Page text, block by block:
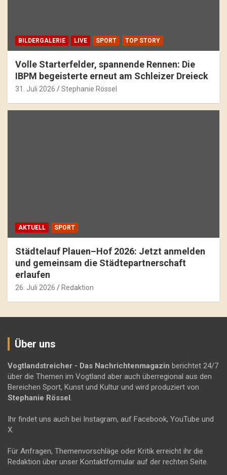
BILDERGALERIE LIVE SPORT TOP STORY
Volle Starterfelder, spannende Rennen: Die
IBPM begeisterte erneut am Schleizer Dreieck
31. Juli 2026 Stephanie Rössel
AKTUELL SPORT
Städtelauf Plauen–Hof 2026: Jetzt anmelden
und gemeinsam die Städtepartnerschaft
erlaufen
26. Juli 2026 Redaktion
Über uns
Vogtlandstreicher - Das Nachrichtenmagazin berichtet 24/7
über die Themen im Vogtland aber auch überregional aus den
Bereichen Sport, Kunst und Kultur und wird produziert von
Stephanie Rössel.
Ihr findet uns auch bei Instagram, auf Facebook, YouTube und
X.
Für Anfragen, Themenvorschläge oder Kritik erreicht ihr die
Redaktion über unser Kontaktformular auf der rechten Seite.